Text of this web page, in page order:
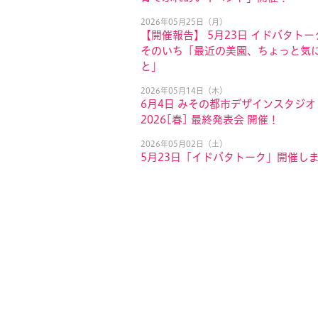
2026年05月25日（月）
【開催報告】 5月23日 イドバタト
そのいち「最近の美園、ちょっと気
と」
2026年05月14日（木）
6月4日 みその都市デザインスタジオ
2026[春] 最終発表会 開催！
2026年05月02日（土）
5月23日「イドバタトーク」開催しま